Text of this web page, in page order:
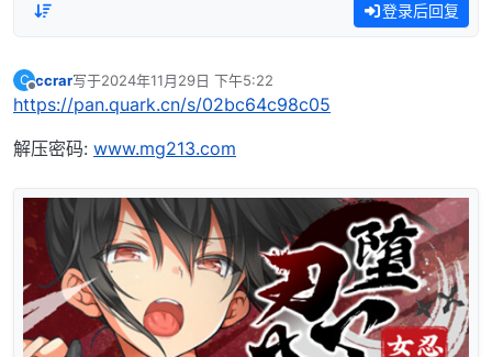
登录后回复
C
离线
ccrar写于2024年11月29日 下午5:22
最后由 编辑
https://pan.quark.cn/s/02bc64c98c05
解压密码: www.mg213.com